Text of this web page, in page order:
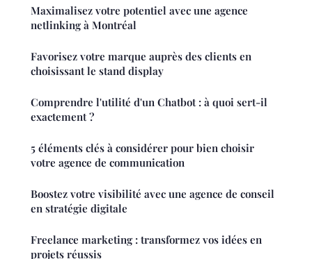
Maximalisez votre potentiel avec une agence
netlinking à Montréal
Favorisez votre marque auprès des clients en
choisissant le stand display
Comprendre l'utilité d'un Chatbot : à quoi sert-il
exactement ?
5 éléments clés à considérer pour bien choisir
votre agence de communication
Boostez votre visibilité avec une agence de conseil
en stratégie digitale
Freelance marketing : transformez vos idées en
projets réussis